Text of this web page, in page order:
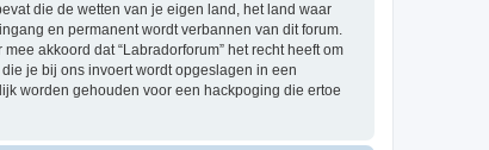
die de wetten van je eigen land, het land waar
en permanent wordt verbannen van dit forum.
akkoord dat “Labradorforum” het recht heeft om
je bij ons invoert wordt opgeslagen in een
worden gehouden voor een hackpoging die ertoe